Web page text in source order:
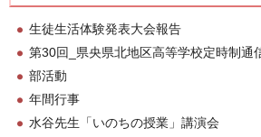
生徒生活体験発表大会報告
第30回_県央県北地区高等学校定時制通
部活動
年間行事
水谷先生「いのちの授業」講演会